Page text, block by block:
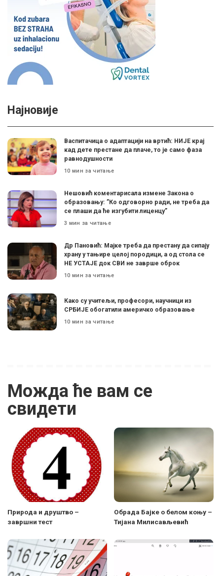
Најновије
Васпитачица о адаптацији на вртић: НИЈЕ крај
кад дете престане да плаче, то је само фаза
равнодушности
10 мин за читање
Нешовић коментарисала измене Закона о
образовању: ”Ко одговорно ради, не треба да
се плаши да ће изгубити лиценцу”
3 мин за читање
Др Пановић: Мајке треба да престану да сипају
храну у тањире целој породици, а од стола се
НЕ УСТАЈЕ док СВИ не заврше оброк
10 мин за читање
Како су учитељи, професори, научници из
СРБИЈЕ обогатили америчко образовање
10 мин за читање
Можда ће вам се
свидети
Природа и друштво –
завршни тест
Обрада Бајке о белом коњу –
Тијана Милисављевић